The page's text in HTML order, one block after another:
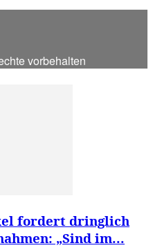
vorbehalten
fordert dringlich
„Sind im...